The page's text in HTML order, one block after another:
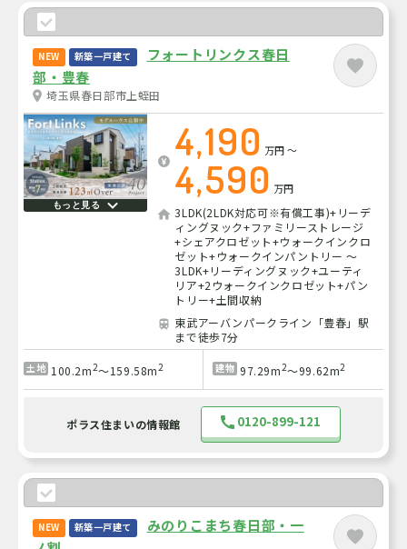
NEW 新築一戸建て
フォートリンクス春日
部・豊春
埼玉県春日部市上蛭田
もっと見る
4,190 万円～
4,590 万円
3LDK(2LDK対応可※有償工事)+リーデ
ィングヌック+ファミリーストレージ
+シェアクロゼット+ウォークインクロ
ゼット+ウォークインパントリー ～
3LDK+リーディングヌック+ユーティ
リア+2ウォークインクロゼット+パン
トリー+土間収納
東武アーバンパークライン「豊春」駅
まで徒歩7分
土地 100.2m2～159.58m2 建物 97.29m2～99.62m2
ポラス住まいの情報館 0120-899-121
NEW 新築一戸建て
みのりこまち春日部・一